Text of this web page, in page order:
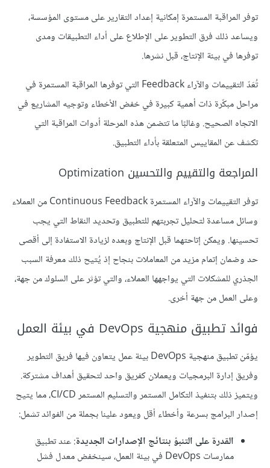
توفر المراقبة المستمرة إمكانية إعداد التقارير على مستوى المؤسسة،
ويساعد ذلك فرق التطوير على الإطلاع على أداء التطبيقات ومدى
توفرها في بيئة الإنتاج، قبل نشرها.
تُعَدّ التقييمات والآراء Feedback التي توفرها المراقبة المستمرة في
مراحل مبكّرة ذات أهمية كبيرة في خفض الأخطاء وتوجيه المشاريع في
الاتجاه الصحيح. وغالبًا ما تتضمن هذه المرحلة أدوات المراقبة التي
تكشف عن المقاييس المتعلقة بأداء التطبيق.
المراجعة والتقييم والتحسين Optimization
توفر التقييمات والآراء المستمرة Continuous Feedback من العملاء
وسائل مساعدة لتحليل تجربتهم للتطبيق وتحديد النقاط التي يجب
تحسينها. ويمكن إتاحتهما قبل الإنتاج وبعده لزيادة الاستفادة إلى أقصى
حد وضمان إتمام مزيد من المعاملات بنجاح إذ يُتيح ذلك معرفة السبب
الجذري للمشكلات التي يواجهها العملاء، والتي تؤثر على السلوك من جهة،
وعلى العمل من جهة أخرى.
فوائد تطبيق منهجية DevOps في بيئة العمل
يؤمّن تطبيق منهجية DevOps بيئة عمل يتعاون فيها فريق التطوير
وفريق إدارة البرمجيات ويعملان كفريق واحد لتحقيق أهداف مشتركة.
ويتميز ذلك بتنفيذ التكامل المستمر والتسليم المستمر CI/CD، مما يتيح
إصدار البرامج بسرعة وأخطاء أقل ويعود علينا بجملة من الفوائد تشمل:
القدرة على التنبؤ بنتائج الإصدارات الجديدة: عند تطبيق
ممارسات DevOps في بيئة العمل، سينخفض معدل فشل